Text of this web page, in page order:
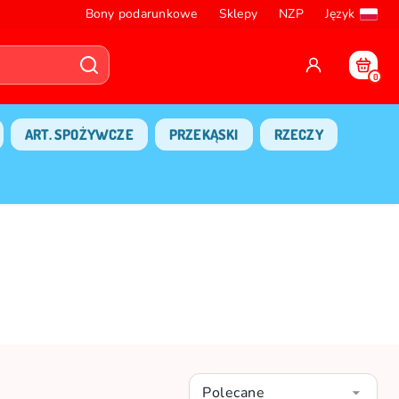
Bony podarunkowe Sklepy NZP Język
0
ART. SPOŻYWCZE PRZEKĄSKI RZECZY
Polecane